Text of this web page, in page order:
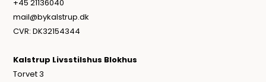
+45 21136040
mail@bykalstrup.dk
CVR: DK32154344
Kalstrup Livsstilshus Blokhus
Torvet 3